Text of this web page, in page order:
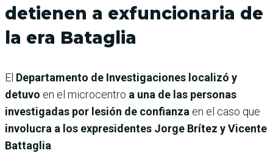
detienen a exfuncionaria de
la era Bataglia
El Departamento de Investigaciones localizó y
detuvo en el microcentro a una de las personas
investigadas por lesión de confianza en el caso que
involucra a los expresidentes Jorge Brítez y Vicente
Battaglia